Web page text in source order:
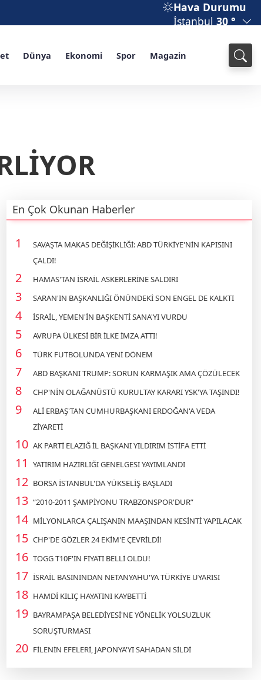
Hava Durumu
İstanbul 30 °
Dünya Ekonomi Spor Magazin
En Çok Okunan Haberler
SAVAŞTA MAKAS DEĞİŞİKLİĞİ: ABD TÜRKİYE'NİN KAPISINI
ÇALDI!
HAMAS'TAN İSRAİL ASKERLERİNE SALDIRI
SARAN'IN BAŞKANLIĞI ÖNÜNDEKİ SON ENGEL DE KALKTI
İSRAİL, YEMEN'İN BAŞKENTİ SANA'YI VURDU
AVRUPA ÜLKESİ BİR İLKE İMZA ATTI!
TÜRK FUTBOLUNDA YENİ DÖNEM
ABD BAŞKANI TRUMP: SORUN KARMAŞIK AMA ÇÖZÜLECEK
CHP'NİN OLAĞANÜSTÜ KURULTAY KARARI YSK'YA TAŞINDI!
ALİ ERBAŞ'TAN CUMHURBAŞKANI ERDOĞAN'A VEDA
ZİYARETİ
AK PARTİ ELAZIĞ İL BAŞKANI YILDIRIM İSTİFA ETTİ
YATIRIM HAZIRLIĞI GENELGESİ YAYIMLANDI
BORSA İSTANBUL'DA YÜKSELİŞ BAŞLADI
“2010-2011 ŞAMPİYONU TRABZONSPOR'DUR”
MİLYONLARCA ÇALIŞANIN MAAŞINDAN KESİNTİ YAPILACAK
CHP'DE GÖZLER 24 EKİM'E ÇEVRİLDİ!
TOGG T10F'İN FİYATI BELLİ OLDU!
İSRAİL BASININDAN NETANYAHU'YA TÜRKİYE UYARISI
HAMDİ KILIÇ HAYATINI KAYBETTİ
BAYRAMPAŞA BELEDİYESİ'NE YÖNELİK YOLSUZLUK
SORUŞTURMASI
FİLENİN EFELERİ, JAPONYA'YI SAHADAN SİLDİ